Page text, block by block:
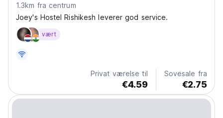
1.3km fra centrum
Joey's Hostel Rishikesh leverer god service.
vært
Privat værelse til
€4.59
Sovesale fra
€2.75